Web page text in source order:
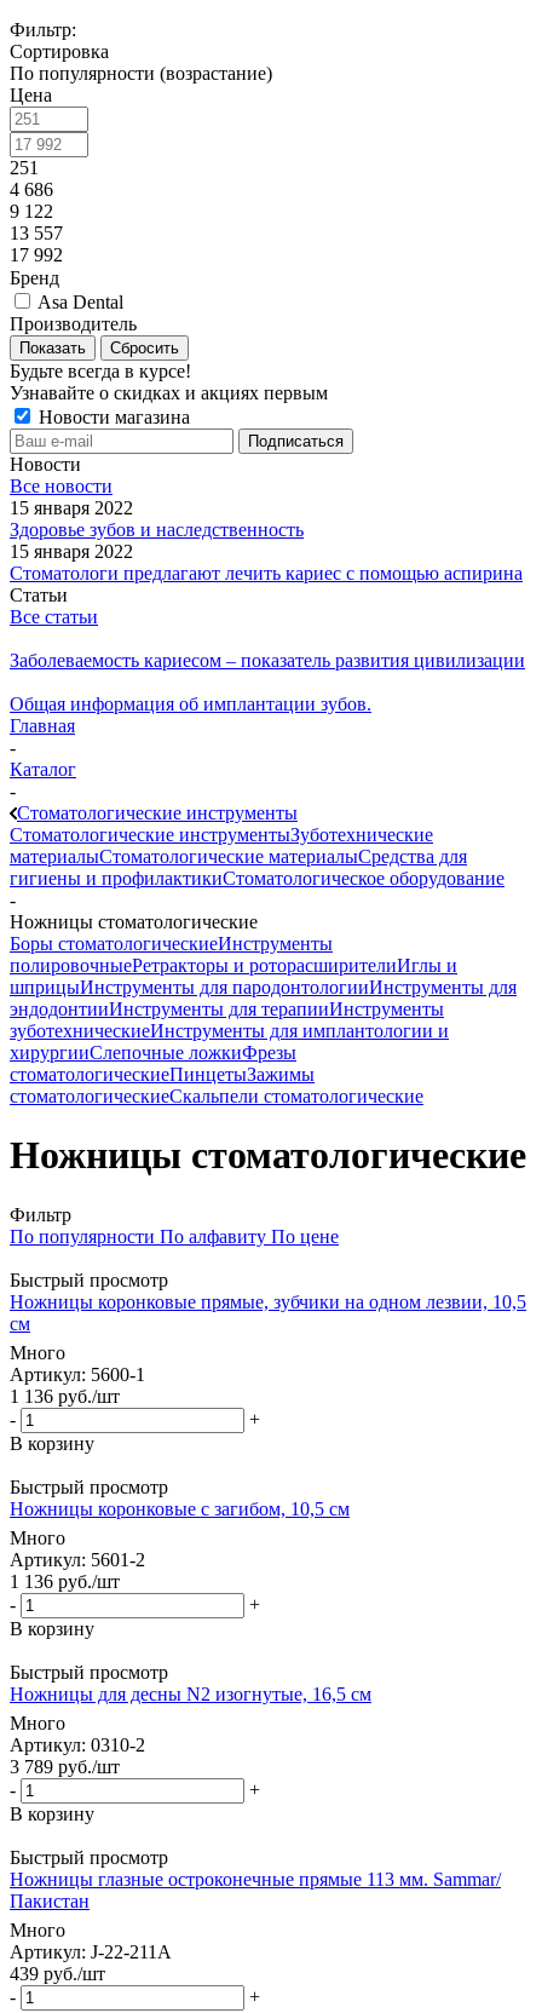
Фильтр:
Сортировка
По популярности (возрастание)
Цена
251
4 686
9 122
13 557
17 992
Бренд
Asa Dental
Производитель
Показать Сбросить
Будьте всегда в курсе!
Узнавайте о скидках и акциях первым
Новости магазина
Новости
Все новости
15 января 2022
Здоровье зубов и наследственность
15 января 2022
Стоматологи предлагают лечить кариес с помощью аспирина
Статьи
Все статьи
Заболеваемость кариесом – показатель развития цивилизации
Общая информация об имплантации зубов.
Главная
-
Каталог
-
Стоматологические инструменты
Стоматологические инструментыЗуботехнические
материалыСтоматологические материалыСредства для
гигиены и профилактикиСтоматологическое оборудование
-
Ножницы стоматологические
Боры стоматологическиеИнструменты
полировочныеРетракторы и роторасширителиИглы и
шприцыИнструменты для пародонтологииИнструменты для
эндодонтииИнструменты для терапииИнструменты
зуботехническиеИнструменты для имплантологии и
хирургииСлепочные ложкиФрезы
стоматологическиеПинцетыЗажимы
стоматологическиеСкальпели стоматологические
Ножницы стоматологические
Фильтр
По популярности По алфавиту По цене
Быстрый просмотр
Ножницы коронковые прямые, зубчики на одном лезвии, 10,5
см
Много
Артикул: 5600-1
1 136 руб./шт
-
+
В корзину
Быстрый просмотр
Ножницы коронковые с загибом, 10,5 см
Много
Артикул: 5601-2
1 136 руб./шт
-
+
В корзину
Быстрый просмотр
Ножницы для десны N2 изогнутые, 16,5 см
Много
Артикул: 0310-2
3 789 руб./шт
-
+
В корзину
Быстрый просмотр
Ножницы глазные остроконечные прямые 113 мм. Sammar/
Пакистан
Много
Артикул: J-22-211A
439 руб./шт
-
+